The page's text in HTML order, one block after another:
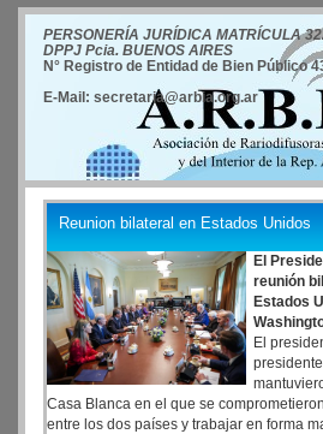
PERSONERÍA JURÍDICA MATRÍCULA
DPPJ Pcia. BUENOS AIRES
N° Registro de Entidad de Bien Público
E-Mail: secretaria@arbia.org.ar
Reunion bilateral en Estados Unidos
El
reunión
Estados
El
Casa Blanca en el que se
entre los dos países y trabajar en forma